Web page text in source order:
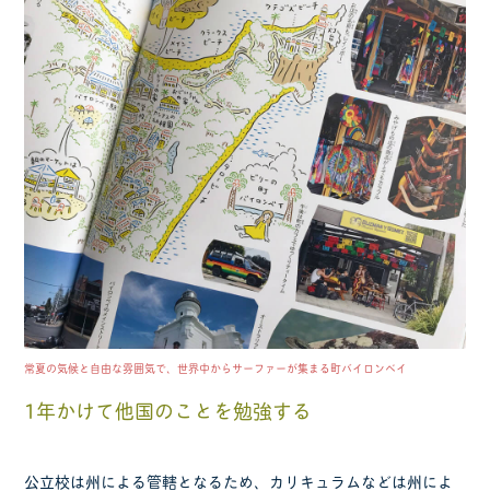
常夏の気候と自由な雰囲気で、世界中からサーファーが集まる町バイロンベイ
1年かけて他国のことを勉強する
公立校は州による管轄となるため、カリキュラムなどは州によ